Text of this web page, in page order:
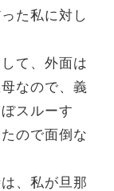
た私に対し
て、外面は
なので、義
スルーす
ので面倒な
、私が旦那